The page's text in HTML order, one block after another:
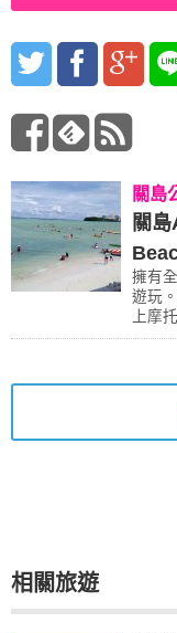
關島
關
擁有
遊玩
上摩
相關旅遊